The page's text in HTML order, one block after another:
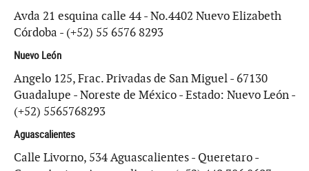
Avda 21 esquina calle 44 - No.4402 Nuevo Elizabeth
Córdoba - (+52) 55 6576 8293
Nuevo León
Angelo 125, Frac. Privadas de San Miguel - 67130
Guadalupe - Noreste de México - Estado: Nuevo León -
(+52) 5565768293
Aguascalientes
Calle Livorno, 534 Aguascalientes - Queretaro -